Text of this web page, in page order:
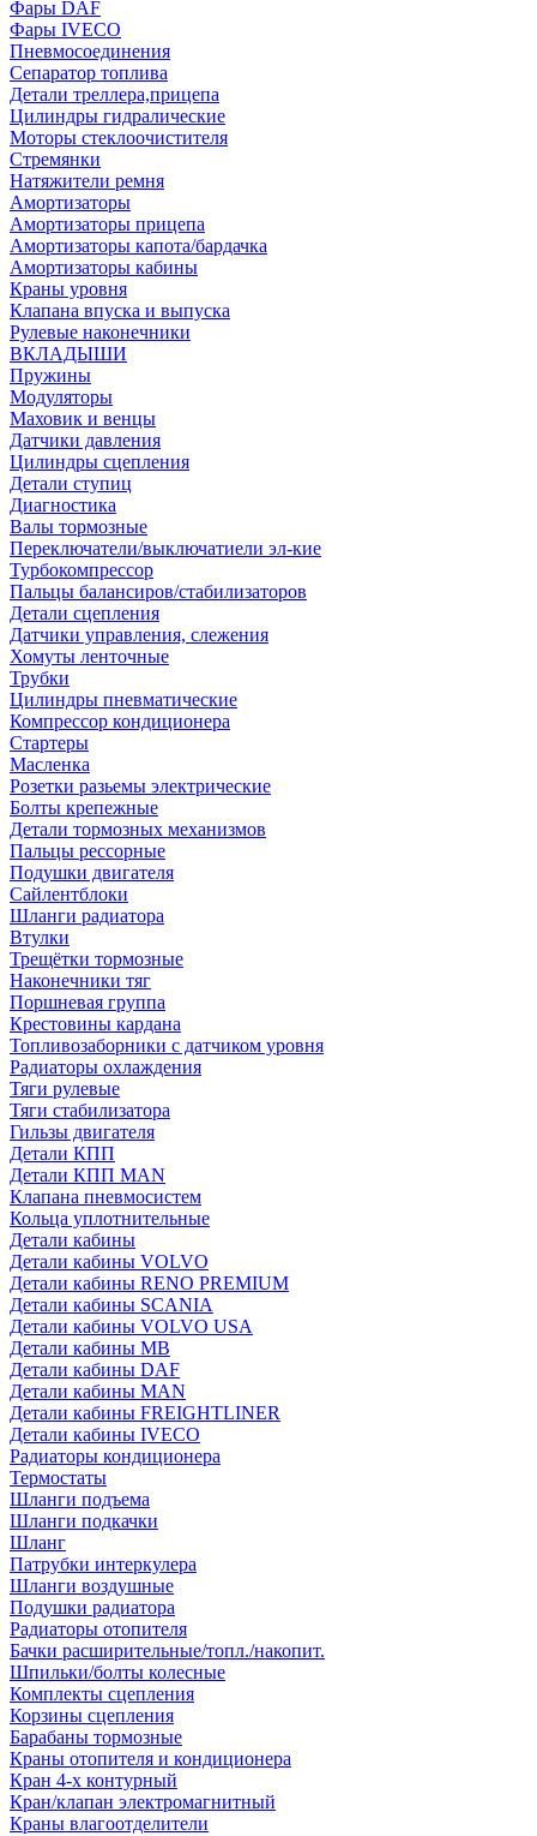
Фары DAF
Фары IVECO
Пневмосоединения
Сепаратор топлива
Детали треллера,прицепа
Цилиндры гидралические
Моторы стеклоочистителя
Стремянки
Натяжители ремня
Амортизаторы
Амортизаторы прицепа
Амортизаторы капота/бардачка
Амортизаторы кабины
Краны уровня
Клапана впуска и выпуска
Рулевые наконечники
ВКЛАДЫШИ
Пружины
Модуляторы
Маховик и венцы
Датчики давления
Цилиндры сцепления
Детали ступиц
Диагностика
Валы тормозные
Переключатели/выключатиели эл-кие
Турбокомпрессор
Пальцы балансиров/стабилизаторов
Детали сцепления
Датчики управления, слежения
Хомуты ленточные
Трубки
Цилиндры пневматические
Компрессор кондиционера
Стартеры
Масленка
Розетки разьемы электрические
Болты крепежные
Детали тормозных механизмов
Пальцы рессорные
Подушки двигателя
Сайлентблоки
Шланги радиатора
Втулки
Трещётки тормозные
Наконечники тяг
Поршневая группа
Крестовины кардана
Топливозаборники с датчиком уровня
Радиаторы охлаждения
Тяги рулевые
Тяги стабилизатора
Гильзы двигателя
Детали КПП
Детали КПП MAN
Клапана пневмосистем
Кольца уплотнительные
Детали кабины
Детали кабины VOLVO
Детали кабины RENO PREMIUM
Детали кабины SCANIA
Детали кабины VOLVO USA
Детали кабины MB
Детали кабины DAF
Детали кабины MAN
Детали кабины FREIGHTLINER
Детали кабины IVECO
Радиаторы кондиционера
Термостаты
Шланги подъема
Шланги подкачки
Шланг
Патрубки интеркулера
Шланги воздушные
Подушки радиатора
Радиаторы отопителя
Бачки расширительные/топл./накопит.
Шпильки/болты колесные
Комплекты сцепления
Корзины сцепления
Барабаны тормозные
Краны отопителя и кондиционера
Кран 4-х контурный
Кран/клапан электромагнитный
Краны влагоотделители